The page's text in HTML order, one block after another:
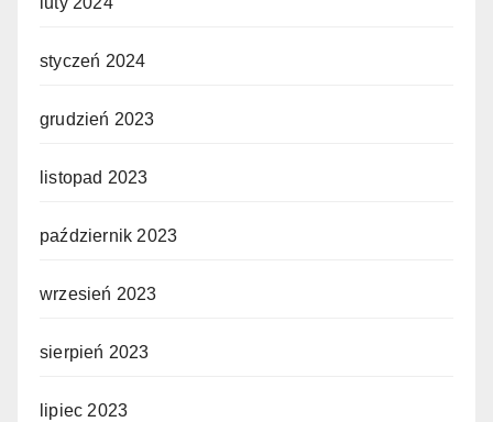
styczeń 2024
grudzień 2023
listopad 2023
październik 2023
wrzesień 2023
sierpień 2023
lipiec 2023